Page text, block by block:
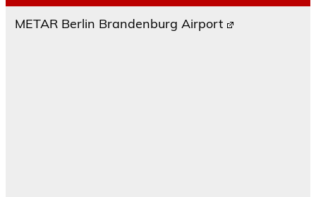
METAR Berlin Brandenburg Airport